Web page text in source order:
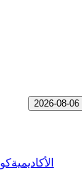
الأكاديمية